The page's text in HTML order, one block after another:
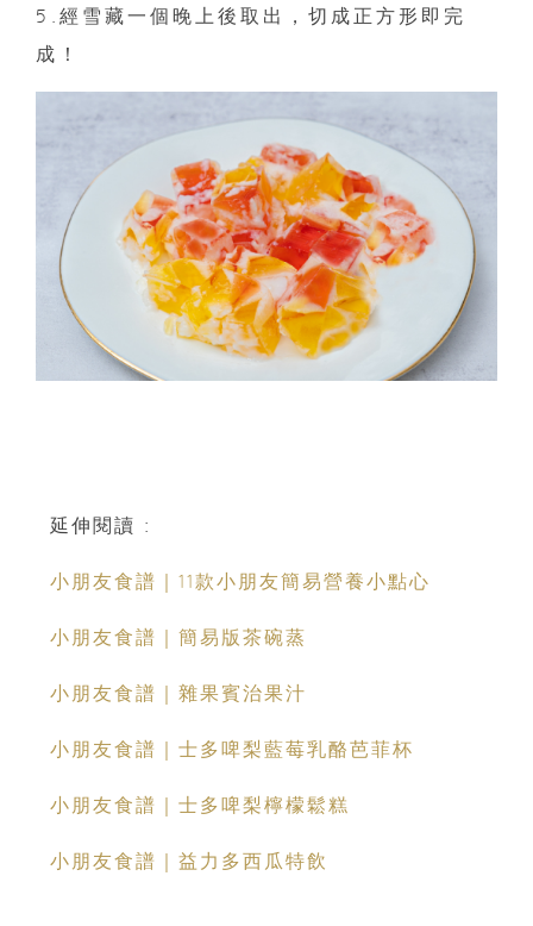
5.經雪藏一個晚上後取出，切成正方形即完
成！
延伸閱讀 :
小朋友食譜｜11款小朋友簡易營養小點心
小朋友食譜｜簡易版茶碗蒸
小朋友食譜｜雜果賓治果汁
小朋友食譜｜士多啤梨藍莓乳酪芭菲杯
小朋友食譜｜士多啤梨檸檬鬆糕
小朋友食譜｜益力多西瓜特飲